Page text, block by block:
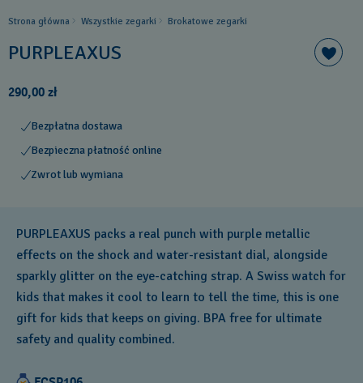
Strona główna Wszystkie zegarki Brokatowe zegarki
PURPLEAXUS
290,00 zł
Bezpłatna dostawa
Bezpieczna płatność online
Zwrot lub wymiana
PURPLEAXUS packs a real punch with purple metallic
effects on the shock and water-resistant dial, alongside
sparkly glitter on the eye-catching strap. A Swiss watch for
kids that makes it cool to learn to tell the time, this is one
gift for kids that keeps on giving. BPA free for ultimate
safety and quality combined.